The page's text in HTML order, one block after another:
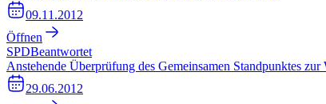
09.11.2012
Öffnen
SPDBeantwortet
Anstehende Überprüfung des Gemeinsamen Standpunktes
29.06.2012